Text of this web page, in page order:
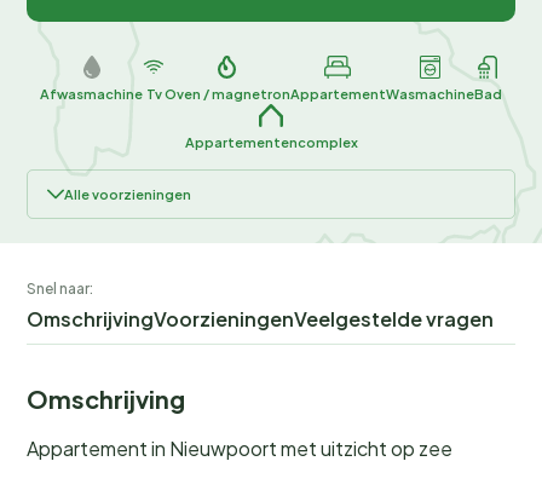
Afwasmachine TvOven / magnetronAppartementWasmachineBad
Appartementencomplex
Alle voorzieningen
Snel naar:
OmschrijvingVoorzieningenVeelgestelde vragen
Omschrijving
Appartement in Nieuwpoort met uitzicht op zee